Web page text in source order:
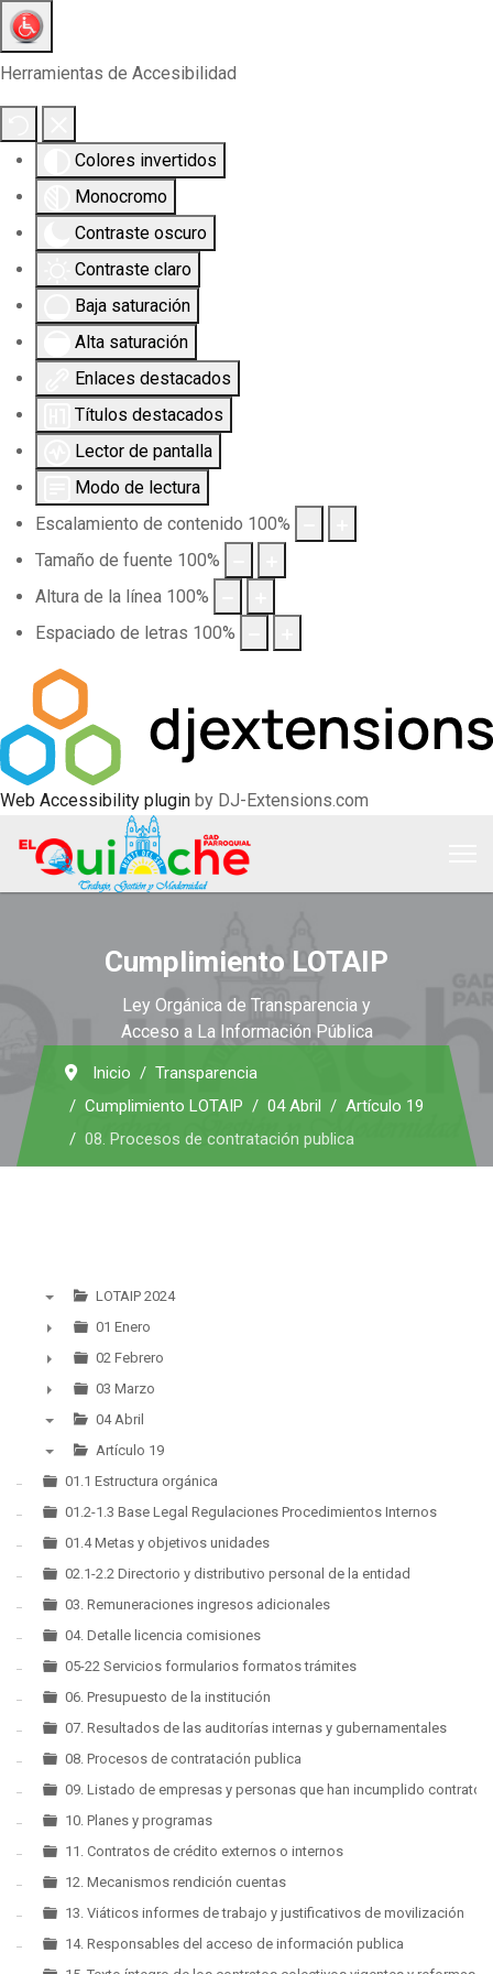
Herramientas de Accesibilidad
Colores invertidos
Monocromo
Contraste oscuro
Contraste claro
Baja saturación
Alta saturación
Enlaces destacados
Títulos destacados
Lector de pantalla
Modo de lectura
Escalamiento de contenido 100%
Tamaño de fuente 100%
Altura de la línea 100%
Espaciado de letras 100%
Web Accessibility plugin by DJ-Extensions.com
Cumplimiento LOTAIP
Ley Orgánica de Transparencia y
Acceso a La Información Pública
Inicio
Transparencia
Cumplimiento LOTAIP
04 Abril
Artículo 19
08. Procesos de contratación publica
▼
LOTAIP 2024
►
01 Enero
►
02 Febrero
►
03 Marzo
▼
04 Abril
▼
Artículo 19
01.1 Estructura orgánica
01.2-1.3 Base Legal Regulaciones Procedimientos Internos
01.4 Metas y objetivos unidades
02.1-2.2 Directorio y distributivo personal de la entidad
03. Remuneraciones ingresos adicionales
04. Detalle licencia comisiones
05-22 Servicios formularios formatos trámites
06. Presupuesto de la institución
07. Resultados de las auditorías internas y gubernamentales
08. Procesos de contratación publica
09. Listado de empresas y personas que han incumplido contratos
10. Planes y programas
11. Contratos de crédito externos o internos
12. Mecanismos rendición cuentas
13. Viáticos informes de trabajo y justificativos de movilización
14. Responsables del acceso de información publica